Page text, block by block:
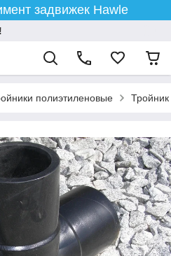
задвижек Hawle
полиэтиленовые